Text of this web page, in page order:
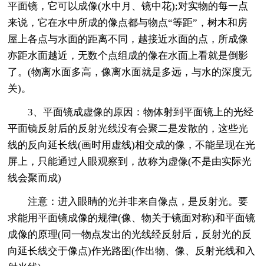
平面镜，它可以成像(水中月、镜中花);对实物的每一点
来说，它在水中所成的像点都与物点“等距”，树木和房
屋上各点与水面的距离不同，越接近水面的点，所成像
亦距水面越近，无数个点组成的像在水面上看就是倒影
了。(物离水面多高，像离水面就是多远，与水的深度无
关)。
3、平面镜成虚像的原因：物体射到平面镜上的光经
平面镜反射后的反射光线没有会聚二是发散的，这些光
线的反向延长线(画时用虚线)相交成的像，不能呈现在光
屏上，只能通过人眼观察到，故称为虚像(不是由实际光
线会聚而成)
注意：进入眼睛的光并非来自像点，是反射光。要
求能用平面镜成像的规律(像、物关于镜面对称)和平面镜
成像的原理(同一物点发出的光线经反射后，反射光的反
向延长线交于像点)作光路图(作出物、像、反射光线和入